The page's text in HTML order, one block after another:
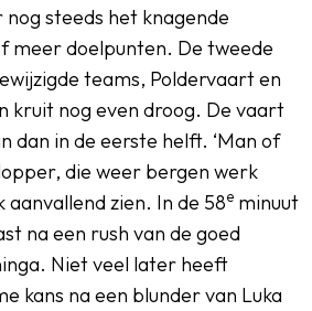
nog steeds het knagende
meer doelpunten. De tweede
teams, Poldervaart en
kruit nog even droog. De vaart
dan in de eerste helft. ‘Man of
die weer bergen werk
aanvallend zien. In de 58e minuut
na een rush van de goed
Niet veel later heeft
kans na een blunder van Luka